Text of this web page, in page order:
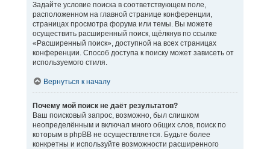
Задайте условие поиска в соответствующем поле,
расположенном на главной странице конференции,
страницах просмотра форума или темы. Вы можете
осуществить расширенный поиск, щёлкнув по ссылке
«Расширенный поиск», доступной на всех страницах
конференции. Способ доступа к поиску может зависеть от
используемого стиля.
Вернуться к началу
Почему мой поиск не даёт результатов?
Ваш поисковый запрос, возможно, был слишком
неопределённым и включал много общих слов, поиск по
которым в phpBB не осуществляется. Будьте более
конкретны и используйте возможности расширенного